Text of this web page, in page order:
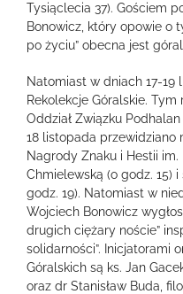
Tysiąclecia 37). Gościem
Bonowicz, który opowie o
po życiu” obecna jest
Natomiast w dniach 17-19
Rekolekcje Góralskie.
Oddział Związku
18 listopada przewidziano
Nagrody Znaku i Hestii im.
Chmielewską (o godz. 15)
godz. 19). Natomiast w
Wojciech Bonowicz
drugich ciężary noście”
solidarności”. Inicjatorami
Góralskich są ks. Jan
oraz dr Stanisław Buda,